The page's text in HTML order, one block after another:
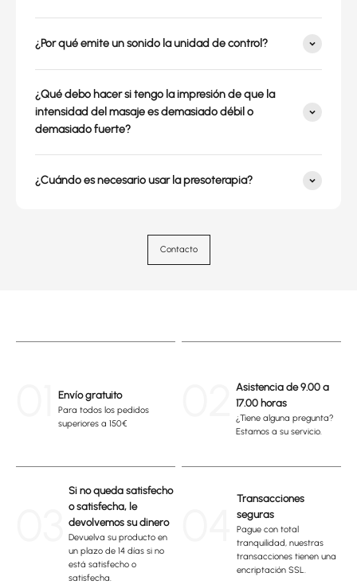
¿Por qué emite un sonido la unidad de control?
¿Qué debo hacer si tengo la impresión de que la
intensidad del masaje es demasiado débil o
demasiado fuerte?
¿Cuándo es necesario usar la presoterapia?
Contacto
Envío gratuito
Para todos los pedidos
superiores a 150€
Asistencia de 9.00 a
17.00 horas
¿Tiene alguna pregunta?
Estamos a su servicio.
Si no queda satisfecho
o satisfecha, le
devolvemos su dinero
Devuelva su producto en
un plazo de 14 días si no
está satisfecho o
satisfecha.
Transacciones
seguras
Pague con total
tranquilidad, nuestras
transacciones tienen una
encriptación SSL.